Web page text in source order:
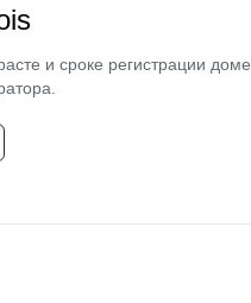
и сроке регистрации